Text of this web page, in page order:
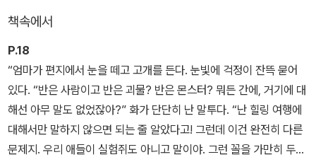
이 몬스터는 도대체 왜 이 마을에 찾아왔을까?
<몬스터 내니> 시리즈는 작가 투티키 톨로넨의 여덟 살짜리 아들이
던진 한마디에서 시작되었다. “엄마, 어제 라디오에서 들은 건데요.
동네 엄마들이 모두 여행을 떠나고 몬스터가 엄마를 대신해서 아이들
을 돌본대요!” 기발하고 엉뚱한 상상력이 가득한 이 책은, 아동 소설
에서 기대할 수 있는 모든 것이 담겨 있다. 단순히 흥미진진한 이야기
책속에서
P.18
“엄마가 편지에서 눈을 떼고 고개를 든다. 눈빛에 걱정이 잔뜩 묻어
있다. “반은 사람이고 반은 괴물? 반은 몬스터? 뭐든 간에, 거기에 대
해선 아무 말도 없었잖아?” 화가 단단히 난 말투다. “난 힐링 여행에
대해서만 말하지 않으면 되는 줄 알았다고! 그런데 이건 완전히 다른
문제지. 우리 애들이 실험쥐도 아니고 말이야. 그런 꼴을 가만히 두고